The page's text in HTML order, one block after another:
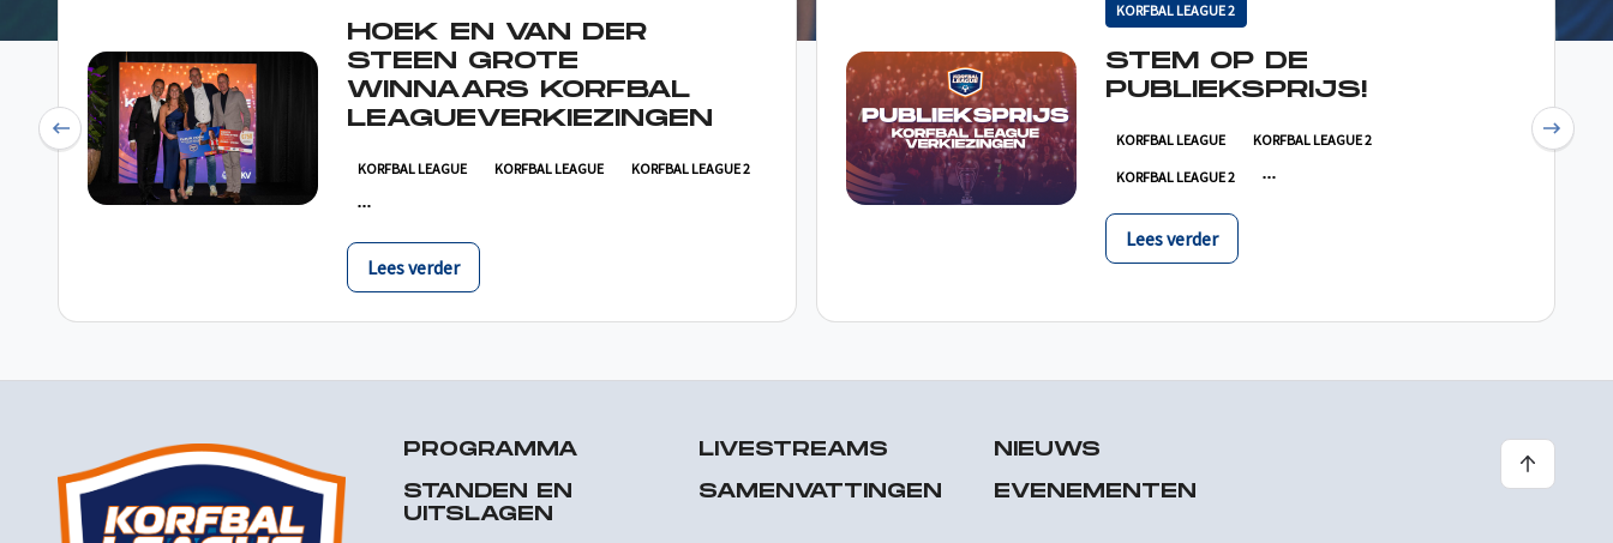
HOEK EN VAN DER
STEEN GROTE
WINNAARS KORFBAL
LEAGUEVERKIEZINGEN
KORFBAL LEAGUE KORFBAL LEAGUE KORFBAL LEAGUE 2
Lees verder
KORFBAL LEAGUE 2
STEM OP DE
PUBLIEKSPRIJS!
KORFBAL LEAGUE KORFBAL LEAGUE 2
KORFBAL LEAGUE 2
Lees verder
Previous Next
PROGRAMMA
STANDEN EN
UITSLAGEN
LIVESTREAMS
SAMENVATTINGEN
NIEUWS
EVENEMENTEN